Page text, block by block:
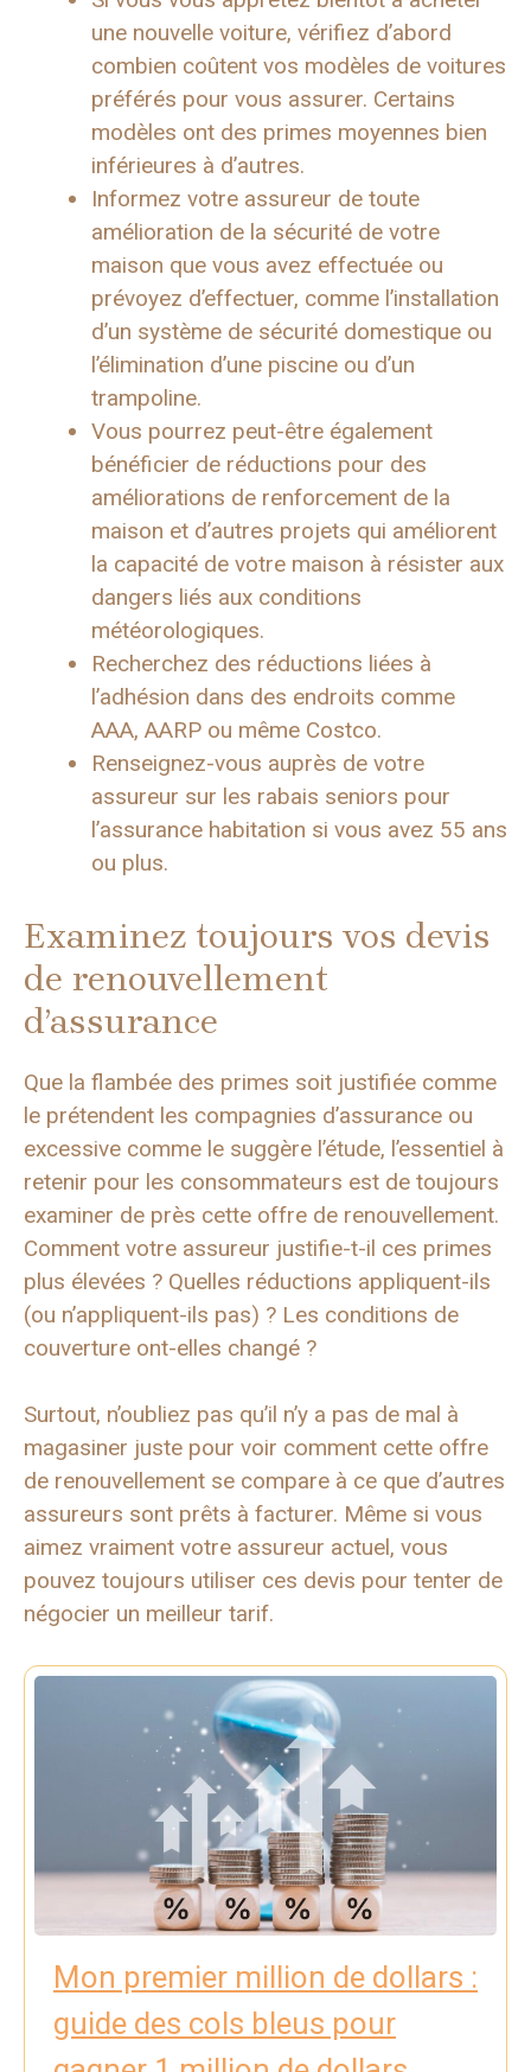
une nouvelle voiture, vérifiez d’abord
combien coûtent vos modèles de voitures
préférés pour vous assurer. Certains
modèles ont des primes moyennes bien
inférieures à d’autres.
Informez votre assureur de toute
amélioration de la sécurité de votre
maison que vous avez effectuée ou
prévoyez d’effectuer, comme l’installation
d’un système de sécurité domestique ou
l’élimination d’une piscine ou d’un
trampoline.
Vous pourrez peut-être également
bénéficier de réductions pour des
améliorations de renforcement de la
maison et d’autres projets qui améliorent
la capacité de votre maison à résister aux
dangers liés aux conditions
météorologiques.
Recherchez des réductions liées à
l’adhésion dans des endroits comme
AAA, AARP ou même Costco.
Renseignez-vous auprès de votre
assureur sur les rabais seniors pour
l’assurance habitation si vous avez 55 ans
ou plus.
Examinez toujours vos devis
de renouvellement
d’assurance
Que la flambée des primes soit justifiée comme
le prétendent les compagnies d’assurance ou
excessive comme le suggère l’étude, l’essentiel à
retenir pour les consommateurs est de toujours
examiner de près cette offre de renouvellement.
Comment votre assureur justifie-t-il ces primes
plus élevées ? Quelles réductions appliquent-ils
(ou n’appliquent-ils pas) ? Les conditions de
couverture ont-elles changé ?
Surtout, n’oubliez pas qu’il n’y a pas de mal à
magasiner juste pour voir comment cette offre
de renouvellement se compare à ce que d’autres
assureurs sont prêts à facturer. Même si vous
aimez vraiment votre assureur actuel, vous
pouvez toujours utiliser ces devis pour tenter de
négocier un meilleur tarif.
Mon premier million de dollars :
guide des cols bleus pour